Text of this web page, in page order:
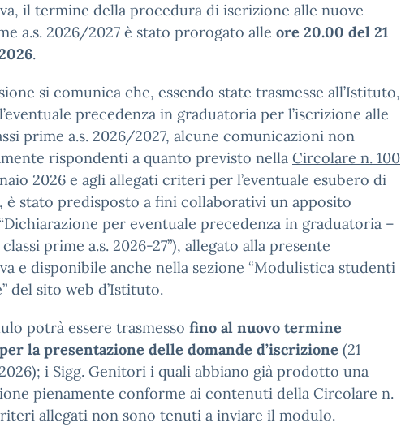
il termine della procedura di iscrizione alle nuove
a.s. 2026/2027 è stato prorogato alle ore 20.00 del 21
.
si comunica che, essendo state trasmesse all’Istituto,
precedenza in graduatoria per l’iscrizione alle
prime a.s. 2026/2027, alcune comunicazioni non
rispondenti a quanto previsto nella Circolare n. 100
2026 e agli allegati criteri per l’eventuale esubero di
è stato predisposto a fini collaborativi un apposito
per eventuale precedenza in graduatoria –
prime a.s. 2026-27”), allegato alla presente
e disponibile anche nella sezione “Modulistica studenti
del sito web d’Istituto.
potrà essere trasmesso fino al nuovo termine
la presentazione delle domande d’iscrizione (21
i Sigg. Genitori i quali abbiano già prodotto una
pienamente conforme ai contenuti della Circolare n.
allegati non sono tenuti a inviare il modulo.